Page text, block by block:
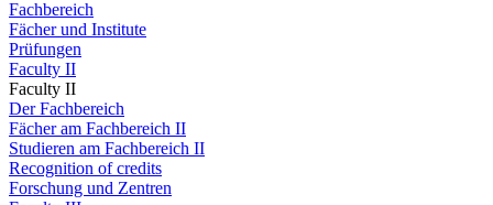
Fachbereich
Fächer und Institute
Prüfungen
Faculty II
Faculty II
Der Fachbereich
Fächer am Fachbereich II
Studieren am Fachbereich II
Recognition of credits
Forschung und Zentren